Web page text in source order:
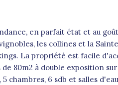
en parfait état et au
les collines et la
La propriété est facile
80m2 à double exposition
chambres, 6 sdb et salles